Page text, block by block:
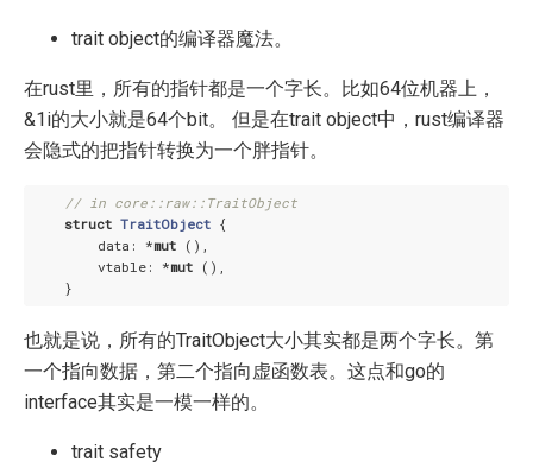
trait object的编译器魔法。
在rust里，所有的指针都是一个字长。比如64位机器上，
&1i的大小就是64个bit。 但是在trait object中，rust编译器
会隐式的把指针转换为一个胖指针。
// in core::raw::TraitObject
struct TraitObject {
        data: *
mut (),
        vtable: *
mut (),
也就是说，所有的TraitObject大小其实都是两个字长。第
一个指向数据，第二个指向虚函数表。这点和go的
interface其实是一模一样的。
trait safety